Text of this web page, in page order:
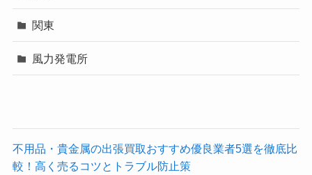
関東
風力発電所
不用品・貴金属の出張買取おすすめ優良業者5選を徹底比
較！高く売るコツとトラブル防止策